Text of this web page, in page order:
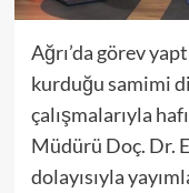
Ağrı’da görev
kurduğu samimi
çalışmalarıyla
Müdürü Doç. Dr.
dolayısıyla